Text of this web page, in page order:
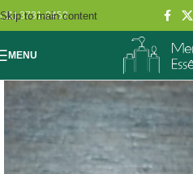
Skip to main content
(11) 3731-2452
MENU